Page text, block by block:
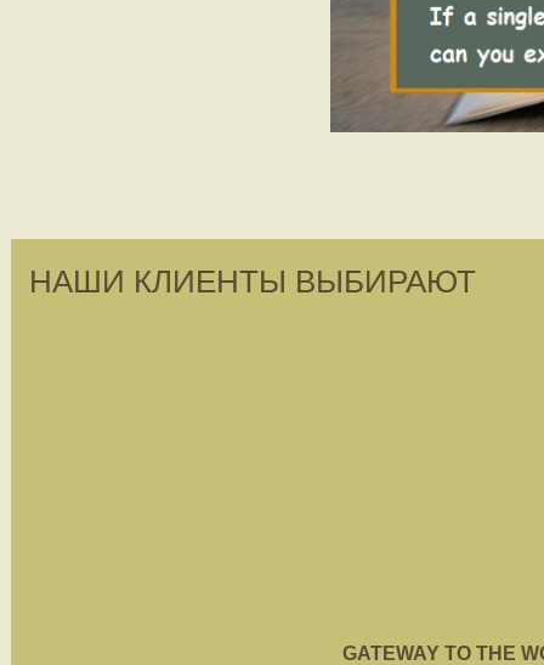
НАШИ КЛИЕНТЫ ВЫБИРАЮТ
GATEWAY TO THE